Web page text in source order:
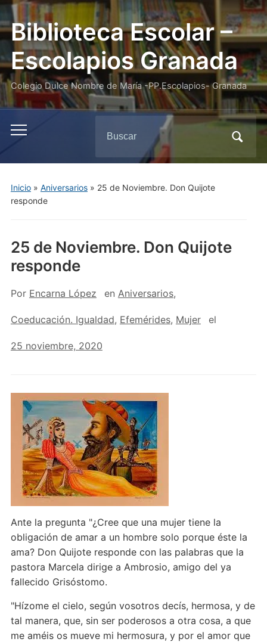
Biblioteca Escolar –
Escolapios Granada
Colegio Dulce Nombre de María -PP.Escolapios- Granada
Alternar
menú
móvil
Inicio» Aniversarios» 25 de Noviembre. Don Quijote
responde
25 de Noviembre. Don Quijote
responde
Por Encarna López en Aniversarios,
Coeducación. Igualdad, Efemérides, Mujer el
25 noviembre, 2020
Ante la pregunta "¿Cree que una mujer tiene la
obligación de amar a un hombre solo porque éste la
ama? Don Quijote responde con las palabras que la
pastora Marcela dirige a Ambrosio, amigo del ya
fallecido Grisóstomo.
"Hízome el cielo, según vosotros decís, hermosa, y de
tal manera, que, sin ser poderosos a otra cosa, a que
me améis os mueve mi hermosura, y por el amor que